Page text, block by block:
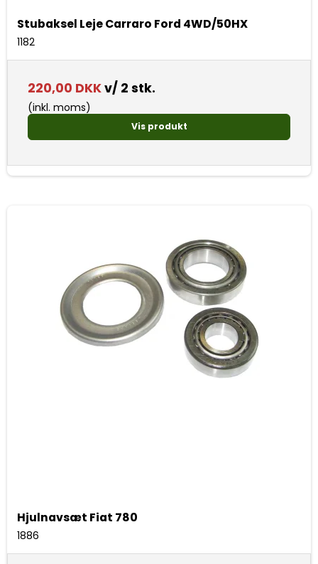
Stubaksel Leje Carraro Ford 4WD/50HX
1182
220,00 DKKv/ 2 stk.
(inkl. moms)
Vis produkt
Hjulnavsæt Fiat 780
1886